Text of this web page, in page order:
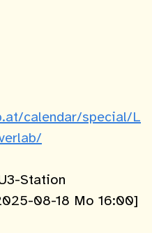
calendar/special/L
Station
08-18 Mo 16:00]